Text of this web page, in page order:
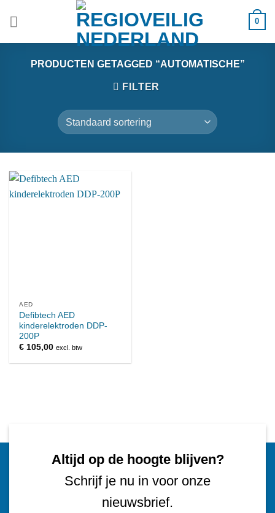
0
PRODUCTEN GETAGGED “AUTOMATISCHE”
FILTER
AED
Defibtech AED
kinderelektroden DDP-
200P
€ 105,00 excl. btw
Altijd op de hoogte blijven?
Schrijf je nu in voor onze
nieuwsbrief.